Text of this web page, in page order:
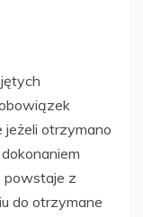
otrzymano
z
do otrzymane